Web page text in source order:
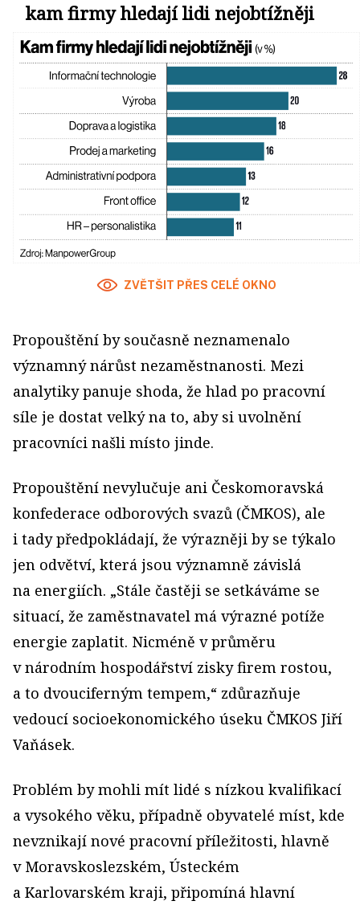
kam firmy hledají lidi nejobtížněji
ZVĚTŠIT PŘES CELÉ OKNO
Propouštění by současně neznamenalo
významný nárůst nezaměstnanosti. Mezi
analytiky panuje shoda, že hlad po pracovní
síle je dostat velký na to, aby si uvolnění
pracovníci našli místo jinde.
Propouštění nevylučuje ani Českomoravská
konfederace odborových svazů (ČMKOS), ale
i tady předpokládají, že výrazněji by se týkalo
jen odvětví, která jsou významně závislá
na energiích. „Stále častěji se setkáváme se
situací, že zaměstnavatel má výrazné potíže
energie zaplatit. Nicméně v průměru
v národním hospodářství zisky firem rostou,
a to dvouciferným tempem,“ zdůrazňuje
vedoucí socioekonomického úseku ČMKOS Jiří
Vaňásek.
Problém by mohli mít lidé s nízkou kvalifikací
a vysokého věku, případně obyvatelé míst, kde
nevznikají nové pracovní příležitosti, hlavně
v Moravskoslezském, Ústeckém
a Karlovarském kraji, připomíná hlavní